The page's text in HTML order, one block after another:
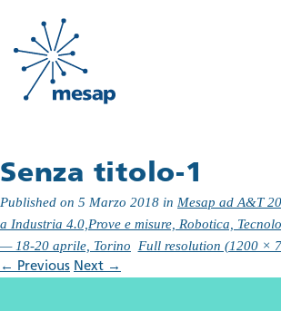
Senza titolo-1
Published on 5 Marzo 2018 in Mesap ad A&T
a Industria 4.0,Prove e misure, Robotica,
— 18-20 aprile, Torino
Full resolution (1200 ×
← Previous Next →